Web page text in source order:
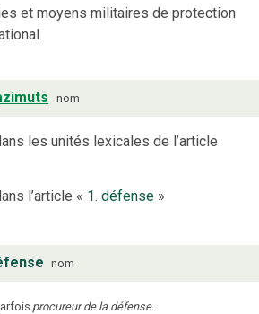
et moyens militaires de protection
nom
les unités lexicales de l’article
l’article « 1. défense»
nom
procureur de la défense.